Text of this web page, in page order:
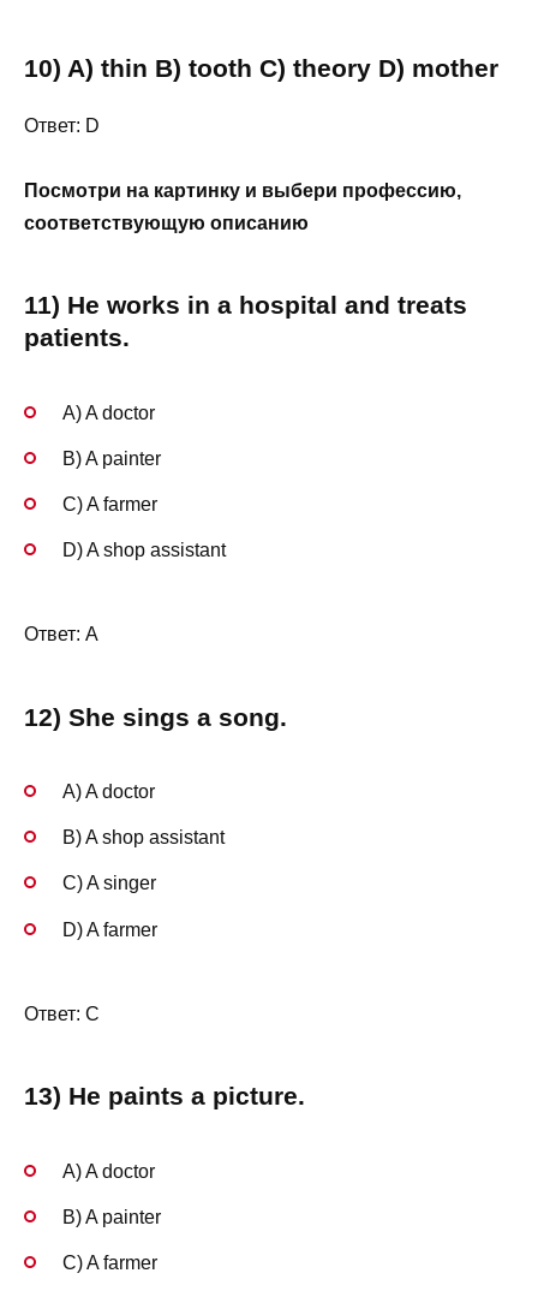
10) A) thin B) tooth C) theory D) mother
Ответ: D
Посмотри на картинку и выбери профессию,
соответствующую описанию
11) He works in a hospital and treats
patients.
A) A doctor
B) A painter
C) A farmer
D) A shop assistant
Ответ: A
12) She sings a song.
A) A doctor
B) A shop assistant
C) A singer
D) A farmer
Ответ: C
13) He paints a picture.
A) A doctor
B) A painter
C) A farmer